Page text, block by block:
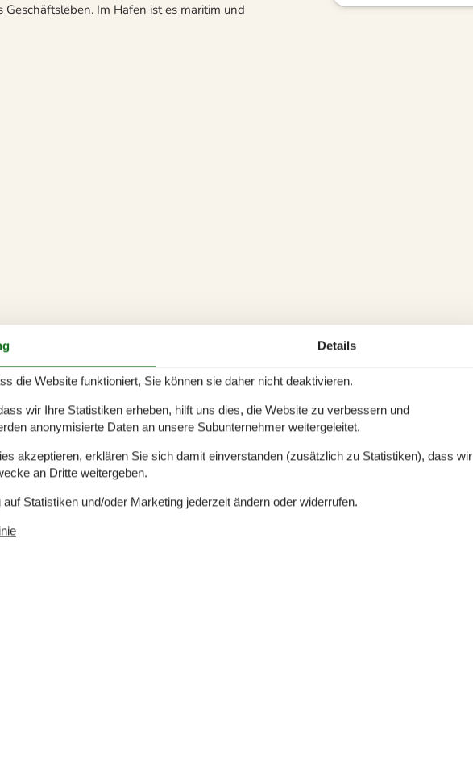
Im Hafen ist es maritim und
Einkaufen 3.100 m
Details
die Website funktioniert, Sie können sie daher nicht deaktivieren.
wir Ihre Statistiken erheben, hilft uns dies, die Website zu verbessern und
anonymisierte Daten an unsere Subunternehmer weitergeleitet.
akzeptieren, erklären Sie sich damit einverstanden (zusätzlich zu Statistiken), dass wir
an Dritte weitergeben.
Statistiken und/oder Marketing jederzeit ändern oder widerrufen.